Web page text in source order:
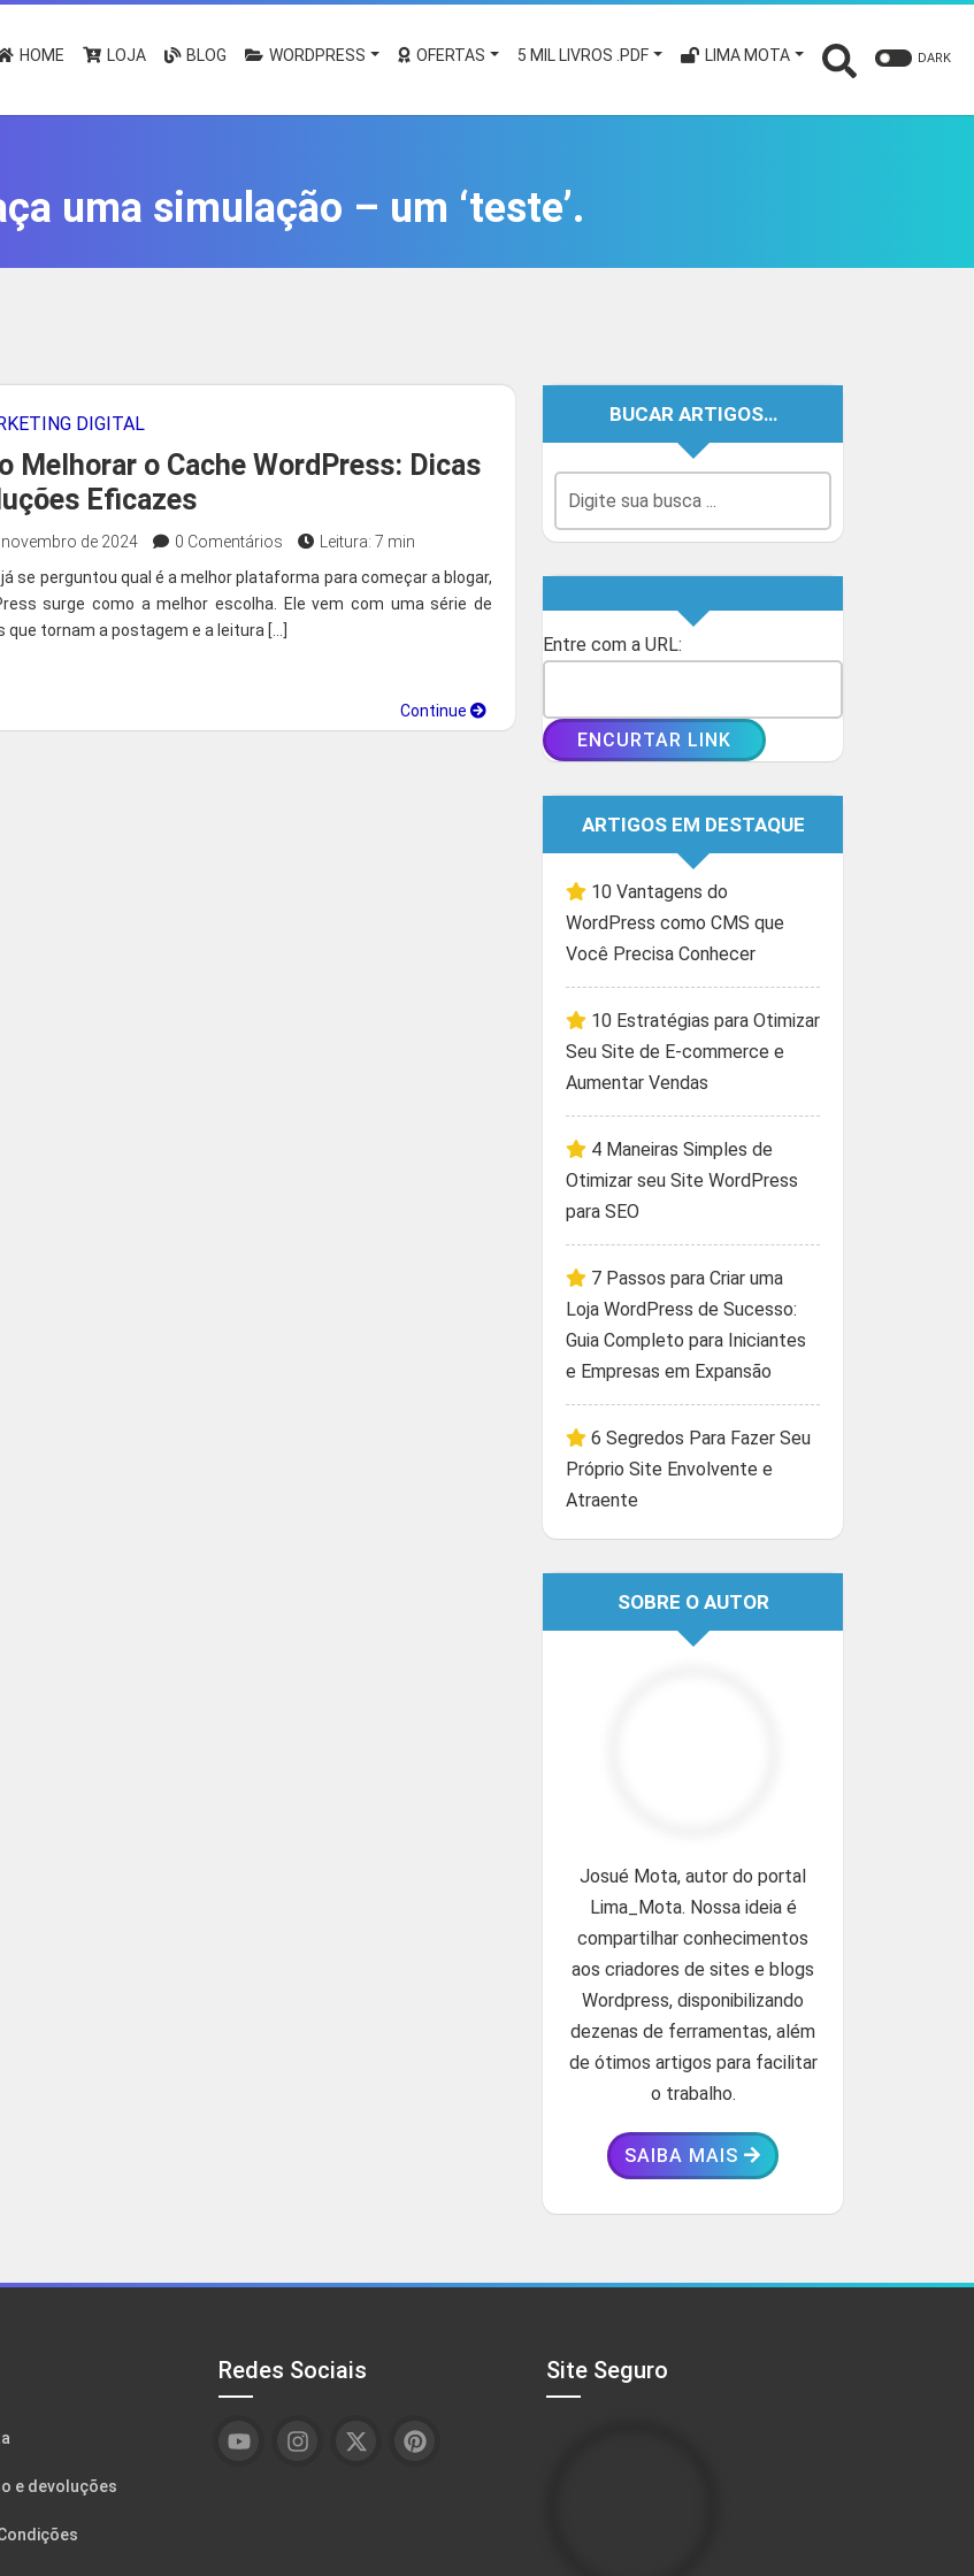
HOME LOJA BLOG WORDPRESS OFERTAS 5 MIL LIVROS .PDF LIMA MOTA DARK
uma simulação – um ‘teste’.
DIGITAL
Melhorar o Cache WordPress: Dicas
Eficazes
novembro de 2024 0 Comentários
Leitura: 7 min
se perguntou qual é a melhor plataforma para começar a blogar,
surge como a melhor escolha. Ele vem com uma série de
que tornam a postagem e a leitura […]
Continue
BUCAR ARTIGOS…
Entre com a URL:
ARTIGOS EM DESTAQUE
10 Vantagens do
WordPress como CMS que
Você Precisa Conhecer
10 Estratégias para Otimizar
Seu Site de E-commerce e
Aumentar Vendas
4 Maneiras Simples de
Otimizar seu Site WordPress
para SEO
7 Passos para Criar uma
Loja WordPress de Sucesso:
Guia Completo para Iniciantes
e Empresas em Expansão
6 Segredos Para Fazer Seu
Próprio Site Envolvente e
Atraente
SOBRE O AUTOR
Josué Mota, autor do portal
Lima_Mota. Nossa ideia é
compartilhar conhecimentos
aos criadores de sites e blogs
Wordpress, disponibilizando
dezenas de ferramentas, além
de ótimos artigos para facilitar
o trabalho.
SAIBA MAIS
e devoluções
Redes Sociais Site Seguro